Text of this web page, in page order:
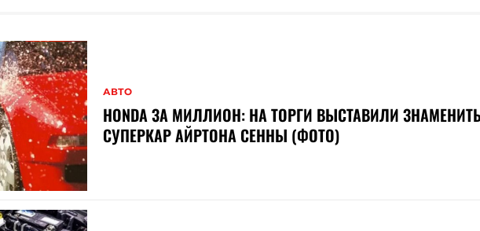
АВТО
HONDA ЗА МИЛЛИОН: НА ТОРГИ ВЫСТАВИЛИ
СУПЕРКАР АЙРТОНА СЕННЫ (ФОТО)